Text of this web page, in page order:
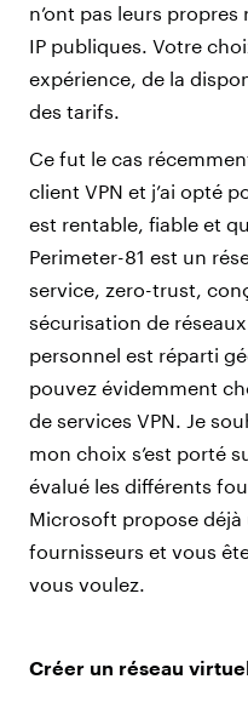
n’ont pas leurs
IP publiques. Votre
expérience, de la
des tarifs.
Ce fut le cas
client VPN et j’ai opté
est rentable, fiable et
Perimeter-81 est un
service, zero-trust,
sécurisation de
personnel est réparti
pouvez évidemment
de services VPN. Je
mon choix s’est porté
évalué les différents
Microsoft propose
fournisseurs et vous
vous voulez.
Créer un réseau